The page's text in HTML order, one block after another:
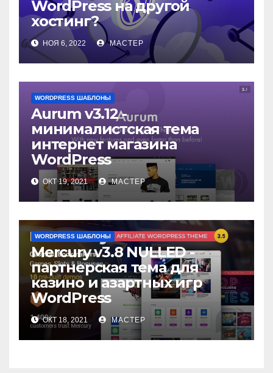
WordPress на другой
хостинг?
НОЯ 6, 2022 МАСТЕР
WORDPRESS ШАБЛОНЫ
Aurum v3.12 -
минималистская тема
интернет магазина
WordPress
ОКТ 19, 2021 МАСТЕР
WORDPRESS ШАБЛОНЫ
Mercury v3.8 NULLED -
партнерская тема для
казино и азартных игр
WordPress
ОКТ 18, 2021 МАСТЕР